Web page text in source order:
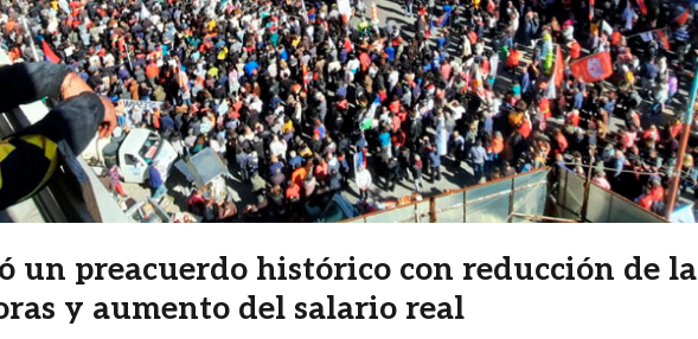
un preacuerdo histórico con reducción de la
y aumento del salario real